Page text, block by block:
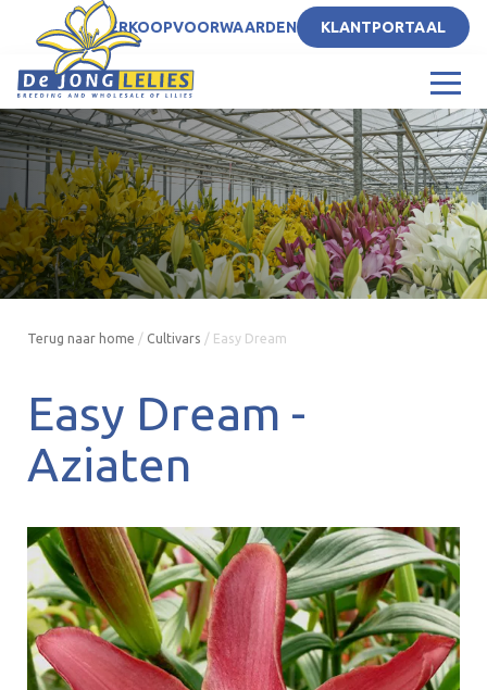
NLVERKOOPVOORWAARDEN KLANTPORTAAL
Terug naar home / Cultivars / Easy Dream
Easy Dream -
Aziaten